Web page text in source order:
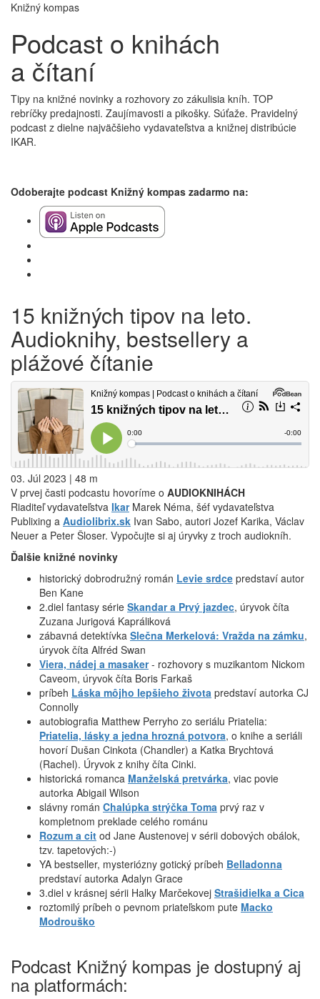
Knižný kompas
Podcast o knihách
a čítaní
Tipy na knižné novinky a rozhovory zo zákulisia kníh. TOP
rebríčky predajnosti. Zaujímavosti a pikošky. Súťaže. Pravidelný
podcast z dielne najväčšieho vydavateľstva a knižnej distribúcie
IKAR.
Odoberajte podcast Knižný kompas zadarmo na:
15 knižných tipov na leto.
Audioknihy, bestsellery a
plážové čítanie
03. Júl 2023 | 48 m
V prvej časti podcastu hovoríme o AUDIOKNIHÁCH
Riaditeľ vydavateľstva IkarMarek Néma, šéf vydavateľstva
Publixing a Audiolibrix.sk Ivan Sabo, autori Jozef Karika, Václav
Neuer a Peter Šloser. Vypočujte si aj úryvky z troch audiokníh.
Ďalšie knižné novinky
historický dobrodružný román Levie srdce predstaví autor
Ben Kane
2.diel fantasy série Skandar a Prvý jazdec, úryvok číta
Zuzana Jurigová Kapráliková
zábavná detektívka Slečna Merkelová: Vražda na zámku,
úryvok číta Alfréd Swan
Viera, nádej a masaker- rozhovory s muzikantom Nickom
Caveom, úryvok číta Boris Farkaš
príbeh Láska môjho lepšieho života predstaví autorka CJ
Connolly
autobiografia Matthew Perryho zo seriálu Priatelia:
Priatelia, lásky a jedna hrozná potvora, o knihe a seriáli
hovorí Dušan Cinkota (Chandler) a Katka Brychtová
(Rachel). Úryvok z knihy číta Cinki.
historická romanca Manželská pretvárka, viac povie
autorka Abigail Wilson
slávny román Chalúpka strýčka Toma prvý raz v
kompletnom preklade celého románu
Rozum a cit od Jane Austenovej v sérii dobových obálok,
tzv. tapetových:-)
YA bestseller, mysteriózny gotický príbeh Belladonna
predstaví autorka Adalyn Grace
3.diel v krásnej sérii Halky Marčekovej Strašidielka a Cica
roztomilý príbeh o pevnom priateľskom pute Macko
Modrouško
Podcast Knižný kompas je dostupný aj
na platformách: